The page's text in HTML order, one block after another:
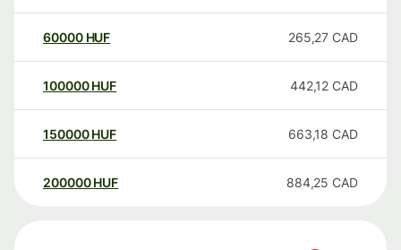
60000 HUF 265,27 CAD
100000 HUF 442,12 CAD
150000 HUF 663,18 CAD
200000 HUF 884,25 CAD